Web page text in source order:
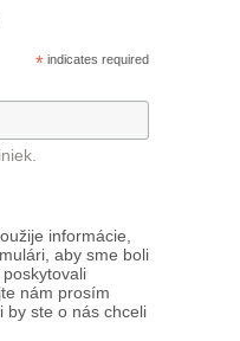
* indicates required
informácie,
aby sme boli
nám prosím
by ste o nás chceli